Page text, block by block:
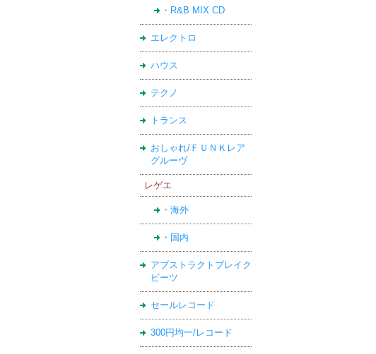
・R&B MIX CD
エレクトロ
ハウス
テクノ
トランス
おしゃれ/ＦＵＮＫレア
グルーヴ
レゲエ
・海外
・国内
アブストラクトブレイク
ビーツ
セールレコード
300円均一/レコード